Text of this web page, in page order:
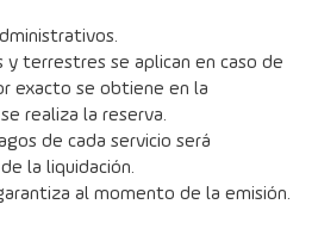
y terrestres se aplican en caso de
exacto se obtiene en la
realiza la reserva.
de cada servicio será
la liquidación.
al momento de la emisión.